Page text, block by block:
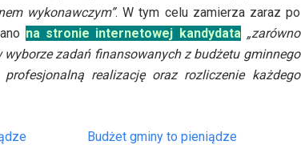
wykonawczym”. W tym celu zamierza zaraz po
na stronie internetowej kandydata „zarówno
zadań finansowanych z budżetu gminnego
realizację oraz rozliczenie każdego
Budżet gminy to pieniądze